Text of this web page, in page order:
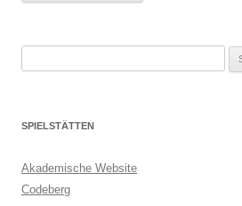
SPIELSTÄTTEN
Akademische Website
Codeberg